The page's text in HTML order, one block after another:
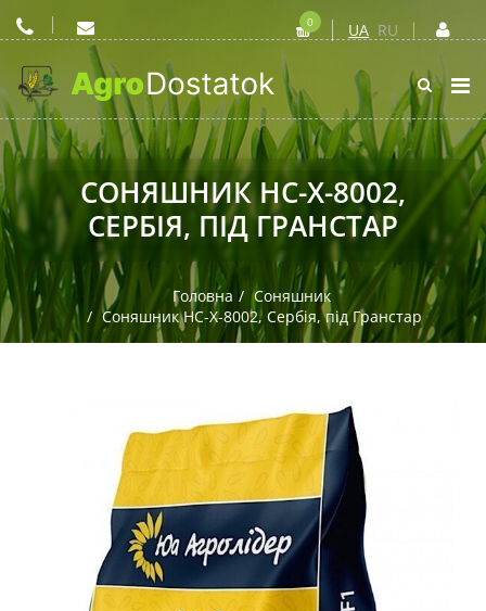
UA RU
0
СОНЯШНИК НС-Х-8002,
СЕРБІЯ, ПІД ГРАНСТАР
Головна
Соняшник
Соняшник НС-Х-8002, Сербія, під Гранстар